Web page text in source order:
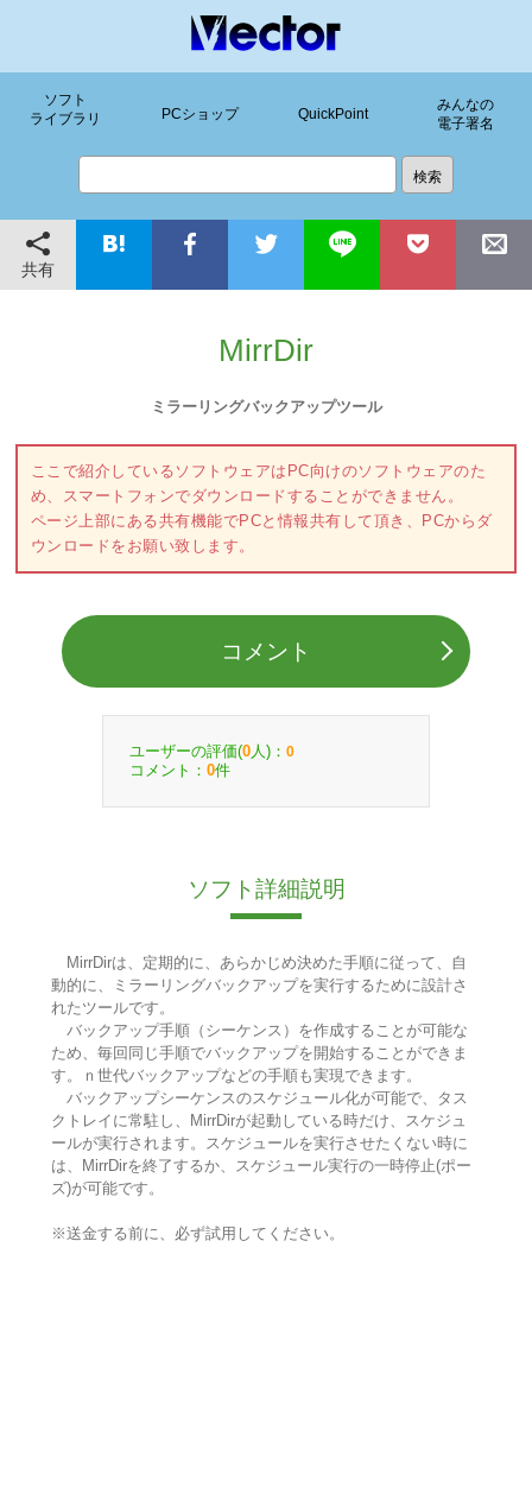
ソフト
ライブラリ
PCショップ QuickPoint
みんなの
電子署名
共有
MirrDir
ミラーリングバックアップツール
ここで紹介しているソフトウェアはPC向けのソフトウェアのた
め、スマートフォンでダウンロードすることができません。
ページ上部にある共有機能でPCと情報共有して頂き、PCからダ
ウンロードをお願い致します。
コメント
ユーザーの評価(0 人)： 0
コメント： 0件
ソフト詳細説明
MirrDirは、定期的に、あらかじめ決めた手順に従って、自
動的に、ミラーリングバックアップを実行するために設計さ
れたツールです。
バックアップ手順（シーケンス）を作成することが可能な
ため、毎回同じ手順でバックアップを開始することができま
す。ｎ世代バックアップなどの手順も実現できます。
バックアップシーケンスのスケジュール化が可能で、タス
クトレイに常駐し、MirrDirが起動している時だけ、スケジュ
ールが実行されます。スケジュールを実行させたくない時に
は、MirrDirを終了するか、スケジュール実行の一時停止(ポー
ズ)が可能です。
※送金する前に、必ず試用してください。